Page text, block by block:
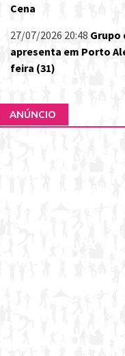
Cena
27/07/2026 20:48 Grupo
apresenta em Porto
feira (31)
ANÚNCIO